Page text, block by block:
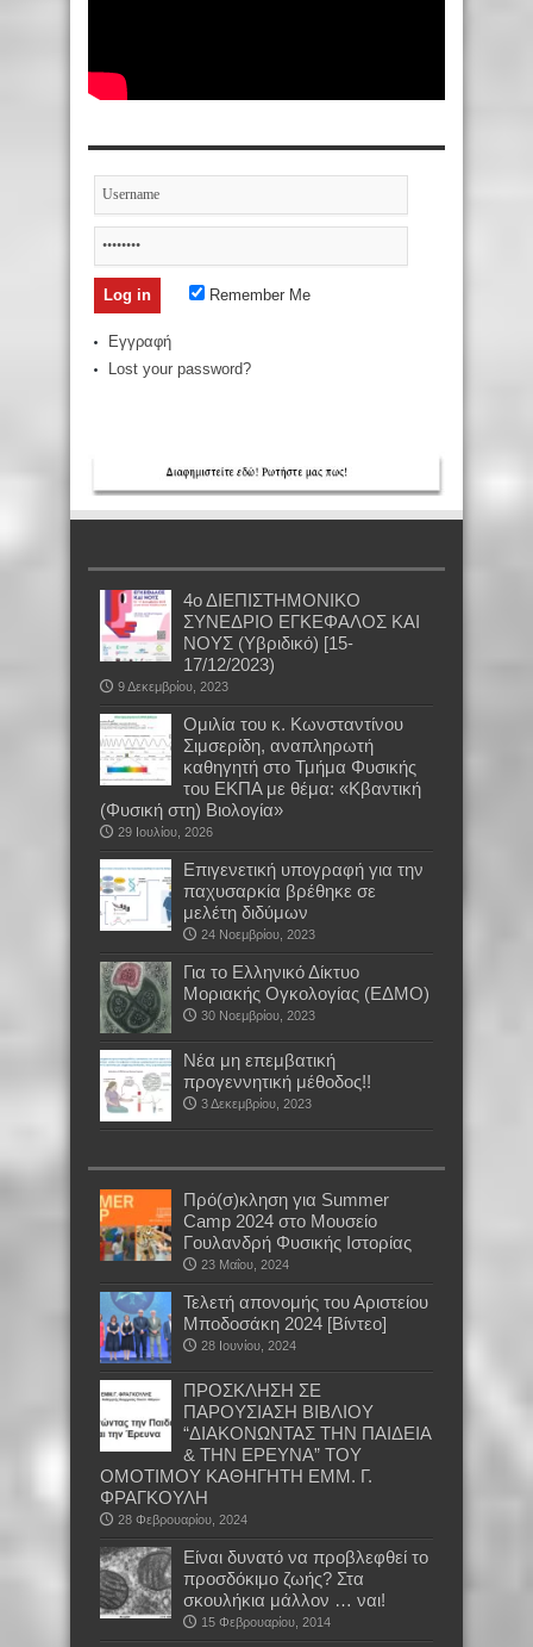
Remember Me
Εγγραφή
Lost your password?
4ο ΔΙΕΠΙΣΤΗΜΟΝΙΚΟ
ΣΥΝΕΔΡΙΟ ΕΓΚΕΦΑΛΟΣ ΚΑΙ
ΝΟΥΣ (Υβριδικό) [15-
17/12/2023)
9 Δεκεμβρίου, 2023
Oμιλία του κ. Κωνσταντίνου
Σιμσερίδη, αναπληρωτή
καθηγητή στο Τμήμα Φυσικής
του ΕΚΠΑ με θέμα: «Κβαντική
(Φυσική στη) Βιολογία»
29 Ιουλίου, 2026
Επιγενετική υπογραφή για την
παχυσαρκία βρέθηκε σε
μελέτη διδύμων
24 Νοεμβρίου, 2023
Για το Ελληνικό Δίκτυο
Μοριακής Ογκολογίας (ΕΔΜΟ)
30 Νοεμβρίου, 2023
Νέα μη επεμβατική
προγεννητική μέθοδος!!
3 Δεκεμβρίου, 2023
Πρό(σ)κληση για Summer
Camp 2024 στο Μουσείο
Γουλανδρή Φυσικής Ιστορίας
23 Μαΐου, 2024
Τελετή απονομής του Αριστείου
Μποδοσάκη 2024 [Βίντεο]
28 Ιουνίου, 2024
ΠΡΟΣΚΛΗΣΗ ΣΕ
ΠΑΡΟΥΣΙΑΣΗ ΒΙΒΛΙΟΥ
“ΔΙΑΚΟΝΩΝΤΑΣ ΤΗΝ ΠΑΙΔΕΙΑ
& ΤΗΝ ΕΡΕΥΝΑ” ΤΟΥ
ΟΜΟΤΙΜΟΥ ΚΑΘΗΓΗΤΗ ΕΜΜ. Γ.
ΦΡΑΓΚΟΥΛΗ
28 Φεβρουαρίου, 2024
Είναι δυνατό να προβλεφθεί το
προσδόκιμο ζωής? Στα
σκουλήκια μάλλον … ναι!
15 Φεβρουαρίου, 2014